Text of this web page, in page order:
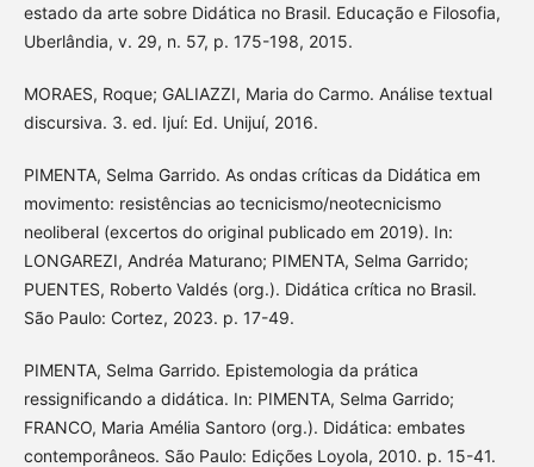
estado da arte sobre Didática no Brasil. Educação e Filosofia,
Uberlândia, v. 29, n. 57, p. 175-198, 2015.
MORAES, Roque; GALIAZZI, Maria do Carmo. Análise textual
discursiva. 3. ed. Ijuí: Ed. Unijuí, 2016.
PIMENTA, Selma Garrido. As ondas críticas da Didática em
movimento: resistências ao tecnicismo/neotecnicismo
neoliberal (excertos do original publicado em 2019). In:
LONGAREZI, Andréa Maturano; PIMENTA, Selma Garrido;
PUENTES, Roberto Valdés (org.). Didática crítica no Brasil.
São Paulo: Cortez, 2023. p. 17-49.
PIMENTA, Selma Garrido. Epistemologia da prática
ressignificando a didática. In: PIMENTA, Selma Garrido;
FRANCO, Maria Amélia Santoro (org.). Didática: embates
contemporâneos. São Paulo: Edições Loyola, 2010. p. 15-41.